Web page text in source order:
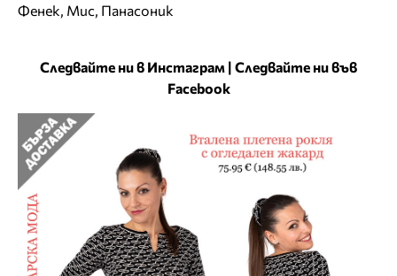
Фенек, Мис, Панасоник
Следвайте ни в Инстаграм | Следвайте ни във
Facebook